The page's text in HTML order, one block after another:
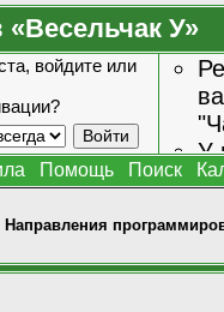
У»
войдите или
У
Помощь Поиск
Направления